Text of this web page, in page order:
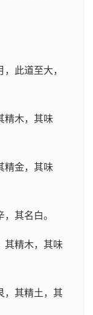
此道至大，
精木，其味
精金，其味
其名白。
其精木，其味
，其精土，其